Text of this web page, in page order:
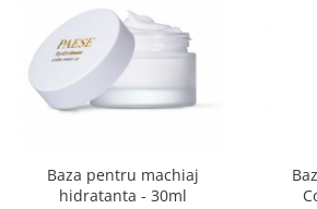
Baza pentru machiaj
hidratanta - 30ml